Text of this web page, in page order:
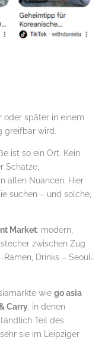
oder später in einem
greifbar wird.
ist so ein Ort. Kein
Schätze,
allen Nuancen. Hier
suchen – und solche,
Market: modern,
zwischen Zug
Drinks – Seoul-
wie go asia
Carry , in denen
Teil des
sie im Leipziger